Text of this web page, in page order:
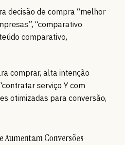
decisão de compra “melhor
“comparativo
comparativo,
comprar, alta intenção
serviço Y com
otimizadas para conversão,
Conversões